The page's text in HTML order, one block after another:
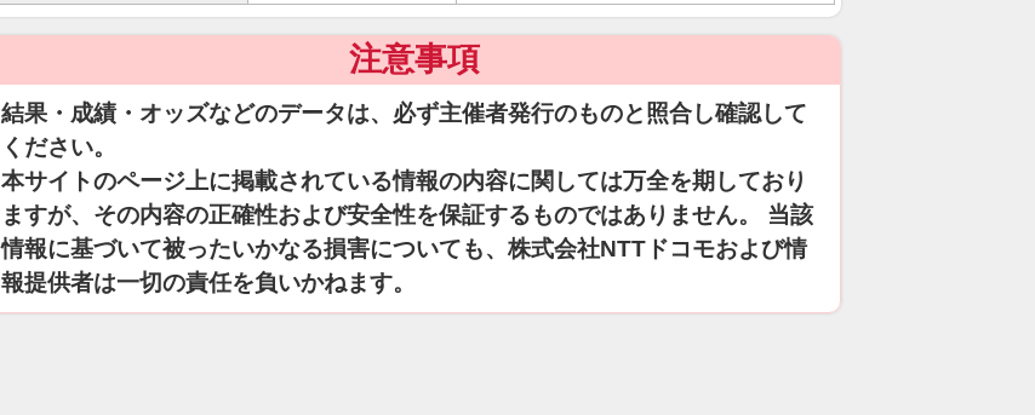
注意事項
結果・成績・オッズなどのデータは、必ず主催者発行のものと照合し確認して
ください。
本サイトのページ上に掲載されている情報の内容に関しては万全を期しており
ますが、その内容の正確性および安全性を保証するものではありません。 当該
情報に基づいて被ったいかなる損害についても、株式会社NTTドコモおよび情
報提供者は一切の責任を負いかねます。